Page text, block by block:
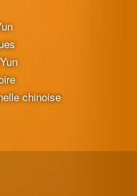
chinoise